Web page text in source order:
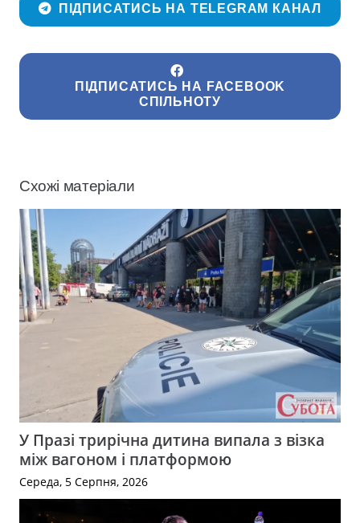
ПІДПИСАТИСЬ НА TELEGRAM КАНАЛ
ПІДПИСАТИСЬ НА FACEBOOK
СПІЛЬНОТУ
Схожі матеріали
У Празі трирічна дитина випала з візка
між вагоном і платформою
Середа, 5 Серпня, 2026